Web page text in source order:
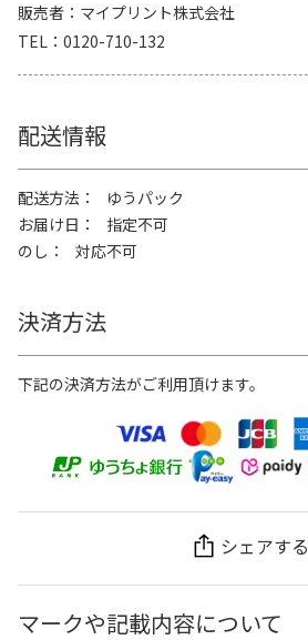
販売者
マイプリント株式会社
TEL
0120-710-132
配送情報
配送方法
ゆうパック
お届け日
指定不可
のし
対応不可
決済方法
下記の決済方法がご利用頂けます。
シェアする
マークや記載内容について